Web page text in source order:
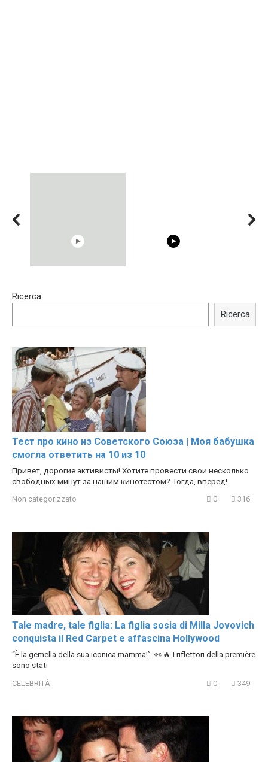
Trying BOLLYWOOD
Shocking illusion - Pretty
Ricerca
Ricerca
Тест про кино из Советского Союза | Моя бабушка
смогла ответить на 10 из 10
Привет, дорогие активисты! Хотите провести свои несколько
свободных минут за нашим кинотестом? Тогда, вперёд!
Non categorizzato 0 316
Tale madre, tale figlia: La figlia sosia di Milla Jovovich
conquista il Red Carpet e affascina Hollywood
“È la gemella della sua iconica mamma!”. 👀🔥 I riflettori della première
sono stati
CELEBRITÀ 0 349